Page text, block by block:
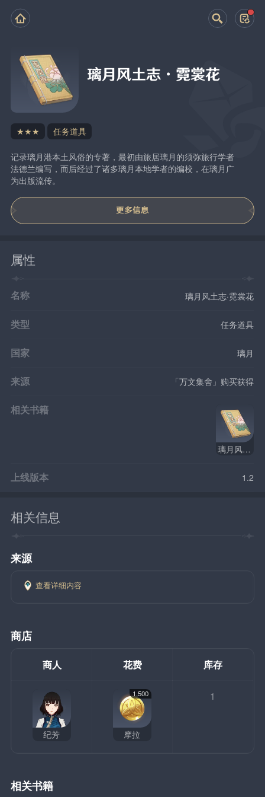
璃月风土志·霓裳花
★★★ 任务道具
记录璃月港本土风俗的专著，最初由旅居璃月的须弥旅行学者
法德兰编写，而后经过了诸多璃月本地学者的编校，在璃月广
为出版流传。
更多信息
属性
名称 璃月风土志·霓裳花
类型 任务道具
国家 璃月
来源 「万文集舍」购买获得
相关书籍
璃月风土志
上线版本 1.2
相关信息
来源
查看详细内容
商店
商人 花费 库存
纪芳
1,500
摩拉
1
相关书籍